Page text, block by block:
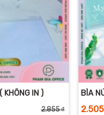
KHÔNG IN )
2.855₫
+
BÌA
2.505